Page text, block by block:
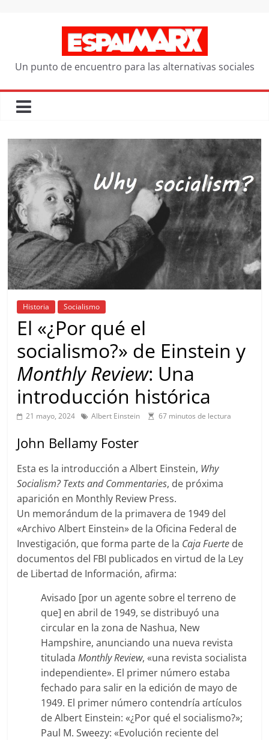
Un punto de encuentro para las alternativas sociales
Historia Socialismo
El «¿Por qué el
socialismo?» de Einstein y
Monthly Review: Una
introducción histórica
21 mayo, 2024 Albert Einstein 67 minutos de lectura
John Bellamy Foster
Esta es la introducción a Albert Einstein, Why
Socialism? Texts and Commentaries, de próxima
aparición en Monthly Review Press.
Un memorándum de la primavera de 1949 del
«Archivo Albert Einstein» de la Oficina Federal de
Investigación, que forma parte de la Caja Fuerte de
documentos del FBI publicados en virtud de la Ley
de Libertad de Información, afirma:
Avisado [por un agente sobre el terreno de
que] en abril de 1949, se distribuyó una
circular en la zona de Nashua, New
Hampshire, anunciando una nueva revista
tituladaMonthly Review, «una revista socialista
independiente». El primer número estaba
fechado para salir en la edición de mayo de
1949. El primer número contendría artículos
de Albert Einstein: «¿Por qué el socialismo?»;
Paul M. Sweezy: «Evolución reciente del